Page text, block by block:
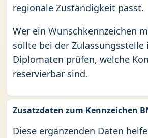
regionale Zuständigkeit passt.
Wer ein Wunschkennzeichen
sollte bei der Zulassungsstelle
Diplomaten prüfen, welche
reservierbar sind.
Zusatzdaten zum Kennzeichen
Diese ergänzenden Daten